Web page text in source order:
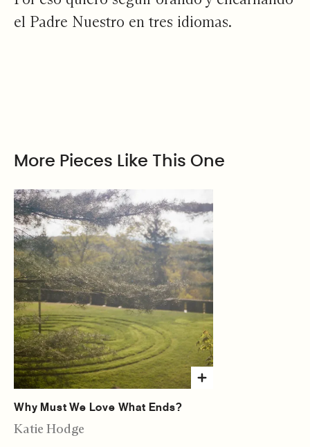
el Padre Nuestro en tres idiomas.
More Pieces Like This One
Why Must We Love What Ends?
Katie Hodge